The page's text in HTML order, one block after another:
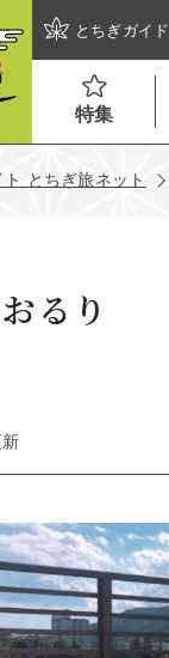
とちぎガイド
特集
とちぎ旅ネット
るり